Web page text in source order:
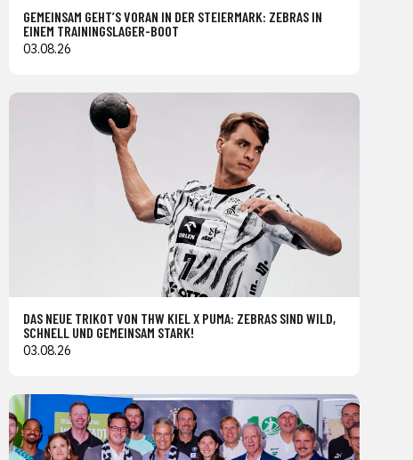
GEMEINSAM GEHT’S VORAN IN DER STEIERMARK: ZEBRAS IN
EINEM TRAININGSLAGER-BOOT
03.08.26
DAS NEUE TRIKOT VON THW KIEL X PUMA: ZEBRAS SIND WILD,
SCHNELL UND GEMEINSAM STARK!
03.08.26